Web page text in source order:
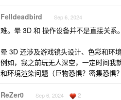
Felldeadbird Sep 6, 2024
难。晕 3D 和 操作设备并不是直接关系。
晕 3D 还涉及游戏镜头设计、色彩和环境
例如，我之前玩无人深空，一定时间我
和环境渲染问题（巨物恐惧？密集恐惧？
ReZer0 Sep 6, 2024 2